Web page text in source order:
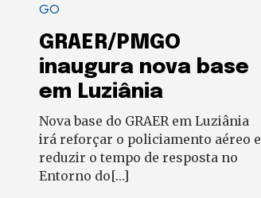
GO
GRAER/PMGO
inaugura nova base
em Luziânia
Nova base do GRAER em Luziânia
irá reforçar o policiamento aéreo e
reduzir o tempo de resposta no
Entorno do[…]